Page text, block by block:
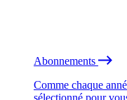
Abonnements
Comme chaque
sélectionné pour